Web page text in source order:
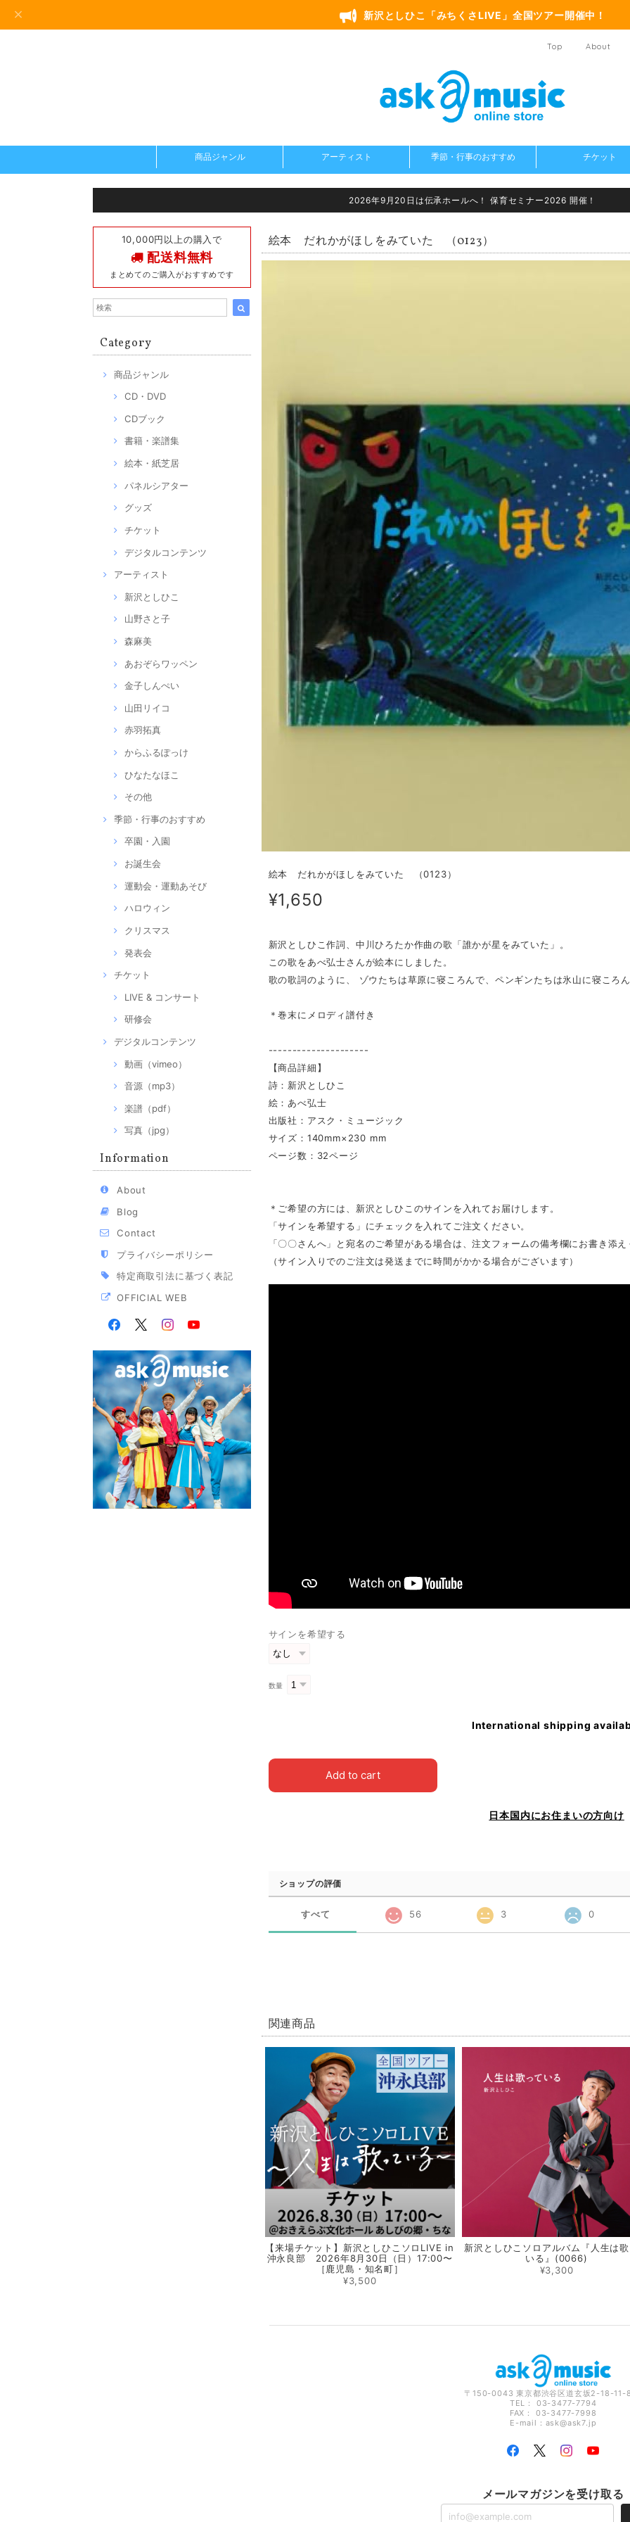
新沢としひこ「みちくさLIVE」全国ツアー開催中！
Top About
商品ジャンル アーティスト 季節・行事のおすすめ チケット
2026年9月20日は伝承ホールへ！ 保育セミナー2026 開催！
10,000円以上の購入で
配送料無料
まとめてのご購入がおすすめです
Category
商品ジャンル
CD・DVD
CDブック
書籍・楽譜集
絵本・紙芝居
パネルシアター
グッズ
チケット
デジタルコンテンツ
アーティスト
新沢としひこ
山野さと子
森麻美
あおぞらワッペン
金子しんぺい
山田リイコ
赤羽拓真
からふるぽっけ
ひなたなほこ
その他
季節・行事のおすすめ
卒園・入園
お誕生会
運動会・運動あそび
ハロウィン
クリスマス
発表会
チケット
LIVE & コンサート
研修会
デジタルコンテンツ
動画（vimeo）
音源（mp3）
楽譜（pdf）
写真（jpg）
Information
About
Blog
Contact
プライバシーポリシー
特定商取引法に基づく表記
OFFICIAL WEB
絵本 だれかがほしをみていた （0123）
絵本 だれかがほしをみていた （0123）
¥1,650
新沢としひこ作詞、中川ひろたか作曲の歌「誰かが星をみていた」。
この歌をあべ弘士さんが絵本にしました。
歌の歌詞のように、 ゾウたちは草原に寝ころんで、ペンギンたちは氷山に寝ころ
＊巻末にメロディ譜付き
---------------------
【商品詳細】
詩：新沢としひこ
絵：あべ弘士
出版社：アスク・ミュージック
サイズ：140mm×230 mm
ページ数：32ページ
＊ご希望の方には、新沢としひこのサインを入れてお届けします。
「サインを希望する」にチェックを入れてご注文ください。
「〇〇さんへ」と宛名のご希望がある場合は、注文フォームの備考欄にお書き添
（サイン入りでのご注文は発送までに時間がかかる場合がございます）
サインを希望する
数量
International shipping
Add to cart
日本国内にお住まいの方向け
ショップの評価
すべて 56 3 0
関連商品
【来場チケット】新沢としひこソロLIVE in
沖永良部 2026年8月30日（日）17:00〜
［鹿児島・知名町］
¥3,500
新沢としひこソロアルバム『人生は
いる』(0066)
¥3,300
〒150-0043 東京都渋谷区道玄坂2-18-11-
TEL： 03-3477-7794
FAX： 03-3477-7998
E-mail： ask@ask7.jp
メールマガジンを受け取る